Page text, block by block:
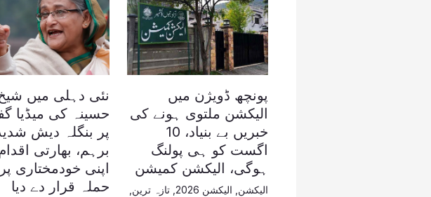
پونچھ ڈویژن میں
الیکشن ملتوی ہونے کی
خبریں بے بنیاد، 10
اگست کو ہی پولنگ
ہوگی، الیکشن کمیشن
الیکشن الیکشن 2026 تازہ ترین
نئی دہلی میں
حسینہ کی میڈیا
پر بنگلہ دیش
برہم، بھارتی
اپنی خودمختاری پر
حملہ قرار دے دیا